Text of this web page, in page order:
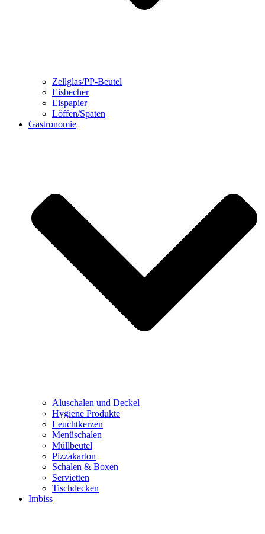
Zellglas/PP-Beutel
Eisbecher
Eispapier
Löffen/Spaten
Gastronomie
Aluschalen und Deckel
Hygiene Produkte
Leuchtkerzen
Menüschalen
Müllbeutel
Pizzakarton
Schalen & Boxen
Servietten
Tischdecken
Imbiss